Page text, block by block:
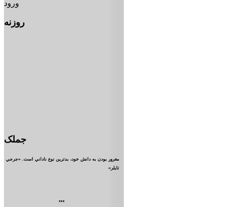
ورود
روزنه
جملک
مغرور بودن به دانش خود، بدترين نوع ناداني است. «جرجي
تايلر»
***